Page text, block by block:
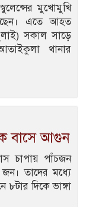
মুখোমুখি
এতে আহত
সকাল সাড়ে
থানার
বাসে আগুন
চাপায় পাঁচজন
তাদের মধ্যে
দিকে ভাঙ্গা